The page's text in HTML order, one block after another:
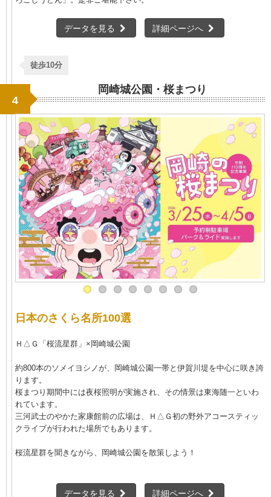
データを見る 詳細ページへ
徒歩10分
4
岡崎城公園・桜まつり
日本のさくら名所100選
Ｈ△Ｇ「桜流星群」×岡崎城公園
約800本のソメイヨシノが、岡崎城公園一帯と伊賀川堤を中心に咲き誇
ります。
桜まつり期間中には夜桜照明が実施され、その情景は東海随一といわ
れています。
三河武士のやかた家康館前の広場は、Ｈ△Ｇ初の野外アコースティッ
クライブが行われた場所でもあります。
桜流星群を聞きながら、岡崎城公園を散策しよう！
データを見る 詳細ページへ